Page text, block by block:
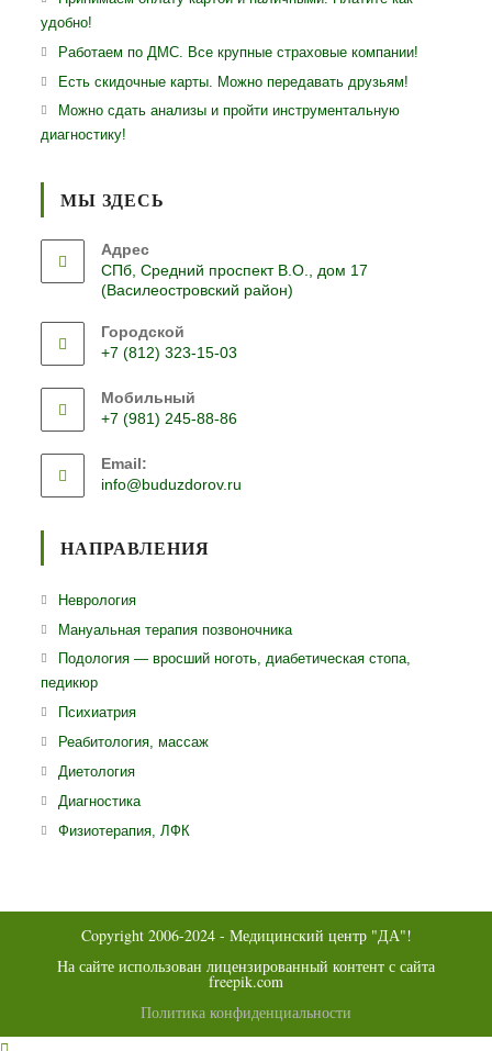
удобно!
Работаем по ДМС. Все крупные страховые компании!
Есть скидочные карты. Можно передавать друзьям!
Можно сдать анализы и пройти инструментальную
диагностику!
МЫ ЗДЕСЬ
Адрес
СПб, Средний проспект В.О., дом 17
(Василеостровский район)
Городской
+7 (812) 323-15-03
в
вашем
Мобильный
+7 (981) 245-88-86
в
вашем
Email:
info@buduzdorov.ru
НАПРАВЛЕНИЯ
НеврологияОткроется
в
Мануальная терапия позвоночникаОткроется
в
Подология — вросший ноготь, диабетическая стопа,
педикюр
ПсихиатрияОткроется
в
Реабитология, массажОткроется
ДиетологияОткроется
в
ДиагностикаОткроется
в
Физиотерапия, ЛФК
Copyright 2006-2024 - Медицинский центр "ДА"!
На сайте использован лицензированный контент с сайта
freepik.com
Политика конфиденциальности